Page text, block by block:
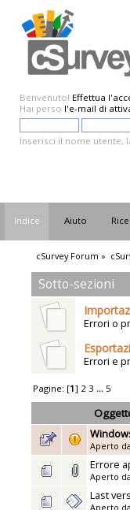
Benvenuto! Effettua
Hai perso l'e-mail di
Inserisci il nome utente,
Indice Aiuto
cSurvey Forum »
Sotto-sezioni
Errori o
Errori e
Pagine: [1] 2 3 ...5
Aperto da
Errore
Aperto da
Last
Aperto da